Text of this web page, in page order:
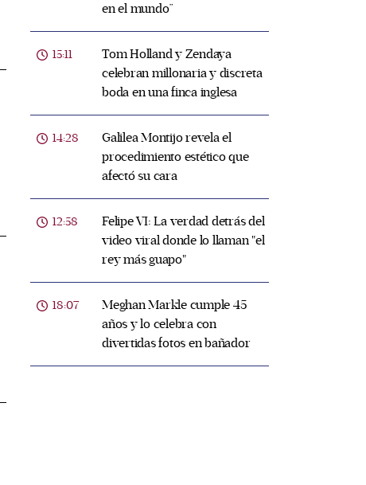
en el mundo”
15:11
Tom Holland y Zendaya
celebran millonaria y discreta
boda en una finca inglesa
14:28
Galilea Montijo revela el
procedimiento estético que
afectó su cara
12:58
Felipe VI: La verdad detrás del
video viral donde lo llaman "el
rey más guapo"
18:07
Meghan Markle cumple 45
años y lo celebra con
divertidas fotos en bañador